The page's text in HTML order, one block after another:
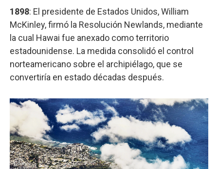
1898: El presidente de Estados Unidos, William
McKinley, firmó la Resolución Newlands, mediante
la cual Hawai fue anexado como territorio
estadounidense. La medida consolidó el control
norteamericano sobre el archipiélago, que se
convertiría en estado décadas después.